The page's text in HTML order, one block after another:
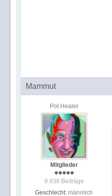
Mammut
Pot Healer
Mitglieder
9.938 Beiträge
Geschlecht: männlich